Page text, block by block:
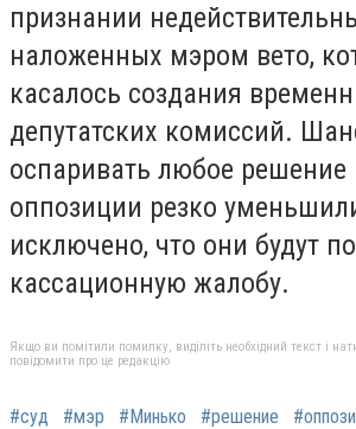
признании
наложенных мэром вето,
касалось создания
депутатских комиссий.
оспаривать любое решение
оппозиции резко
исключено, что они будут
кассационную жалобу.
Якщо ви помітили помилку, виділіть необхідний текст і
повідомити про це редакцію
#суд #мэр #Минько #решение